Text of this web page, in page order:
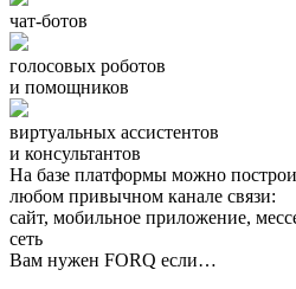
чат-ботов
голосовых роботов
и помощников
виртуальных ассистентов
и консультантов
На базе платформы можно
любом привычном канале связи:
сайт, мобильное приложение,
сеть
Вам нужен FORQ если…